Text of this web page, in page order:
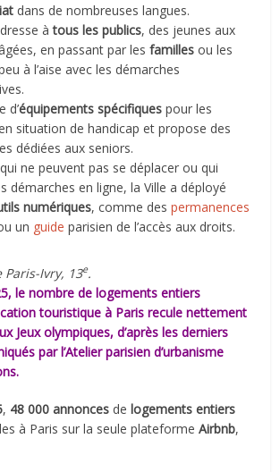
dans de nombreuses langues.
àtous les publics, des jeunes aux
en passant par lesfamilles ou les
à l’aise avec les démarches
d’équipements spécifiques pour les
situation de handicap et propose des
dédiées aux seniors.
ne peuvent pas se déplacer ou qui
démarches en ligne, la Ville a déployé
numériques, comme despermanences
un guide parisien de l’accès aux droits.
Paris-Ivry, 13e.
le nombre de logements entiers
touristique à Paris recule nettement
Jeux olympiques, d’après les derniers
par l’Atelier parisien d’urbanisme
, 48 000 annonces delogements entiers
à Paris sur la seule plateformeAirbnb,